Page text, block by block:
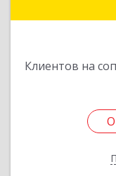
Клиентов на